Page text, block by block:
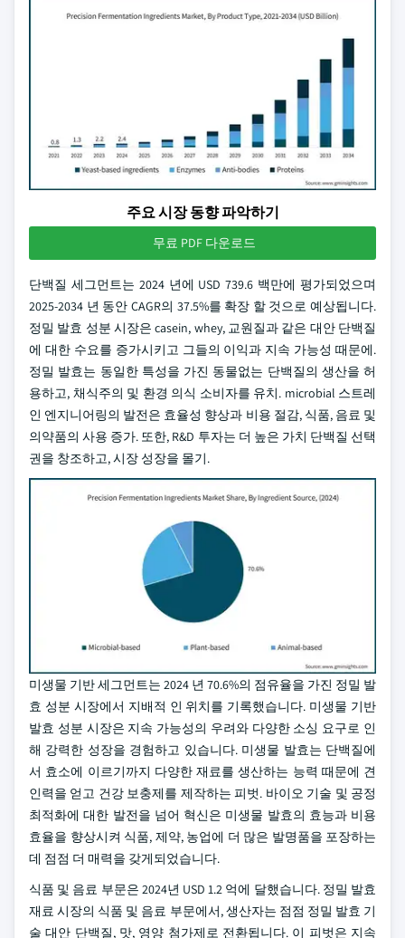
주요 시장 동향 파악하기
무료 PDF 다운로드
단백질 세그먼트는 2024 년에 USD 739.6 백만에 평가되었으며
2025-2034 년 동안 CAGR의 37.5%를 확장 할 것으로 예상됩니다.
정밀 발효 성분 시장은 casein, whey, 교원질과 같은 대안 단백질
에 대한 수요를 증가시키고 그들의 이익과 지속 가능성 때문에.
정밀 발효는 동일한 특성을 가진 동물없는 단백질의 생산을 허
용하고, 채식주의 및 환경 의식 소비자를 유치. microbial 스트레
인 엔지니어링의 발전은 효율성 향상과 비용 절감, 식품, 음료 및
의약품의 사용 증가. 또한, R&D 투자는 더 높은 가치 단백질 선택
권을 창조하고, 시장 성장을 몰기.
미생물 기반 세그먼트는 2024 년 70.6%의 점유율을 가진 정밀 발
효 성분 시장에서 지배적 인 위치를 기록했습니다. 미생물 기반
발효 성분 시장은 지속 가능성의 우려와 다양한 소싱 요구로 인
해 강력한 성장을 경험하고 있습니다. 미생물 발효는 단백질에
서 효소에 이르기까지 다양한 재료를 생산하는 능력 때문에 견
인력을 얻고 건강 보충제를 제작하는 피벗. 바이오 기술 및 공정
최적화에 대한 발전을 넘어 혁신은 미생물 발효의 효능과 비용
효율을 향상시켜 식품, 제약, 농업에 더 많은 발명품을 포장하는
데 점점 더 매력을 갖게되었습니다.
식품 및 음료 부문은 2024년 USD 1.2 억에 달했습니다. 정밀 발효
재료 시장의 식품 및 음료 부문에서, 생산자는 점점 정밀 발효 기
술 대안 단백질, 맛, 영양 첨가제로 전환됩니다. 이 피벗은 지속